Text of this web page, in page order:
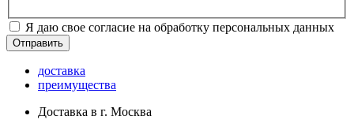
Я даю свое согласие на обработку персональных данных
доставка
преимущества
Доставка в г. Москва